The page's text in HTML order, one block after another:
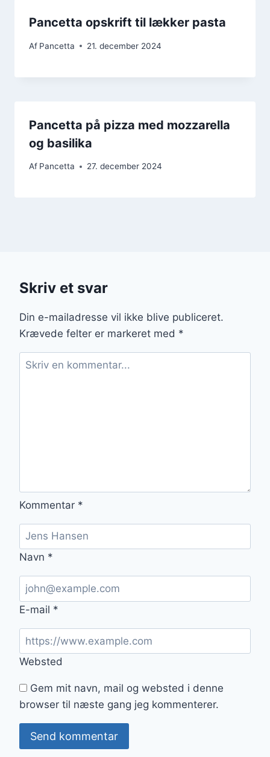
Pancetta opskrift til lækker pasta
Af Pancetta 21. december 2024
Pancetta på pizza med mozzarella
og basilika
Af Pancetta 27. december 2024
Skriv et svar
Din e-mailadresse vil ikke blive publiceret.
Krævede felter er markeret med *
Kommentar *
Navn *
E-mail *
Websted
Gem mit navn, mail og websted i denne
browser til næste gang jeg kommenterer.